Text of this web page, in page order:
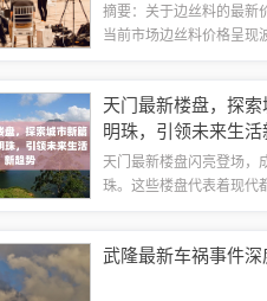
摘要：关于边丝料的最新
当前市场边丝料价格呈现
为频繁。具体价格需根据
天门最新楼盘，探
明珠，引领未来生
天门最新楼盘闪亮登场，
珠。这些楼盘代表着现代
设计、设施还是地理位置
武隆最新车祸事件